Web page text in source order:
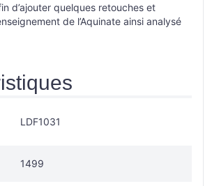
d’ajouter quelques retouches et
de l’Aquinate ainsi analysé
LDF1031
1499